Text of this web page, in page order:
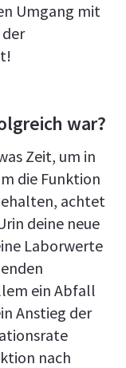
Umgang mit
war?
Zeit, um in
die Funktion
achtet
deine neue
Laborwerte
ein Abfall
Anstieg der
nach